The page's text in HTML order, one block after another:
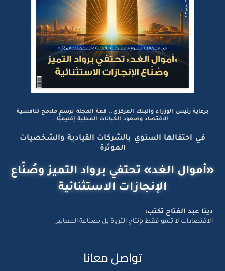
برعاية رئيس الوزراء والبنك المركزي.. قمة المجلة ترسم ملامح تنافسية
الاقتصاد وصعود الكيانات المحلية إقليميًّا
في احتفالها السنوي بالشركات القيادية والشخصيات
المؤثرة
«أموال الغد» تحتفي برواد التميز وصُنّاع
الإنجازات الاستثنائية
دينا عبد الفتاح تكتب:
الاقتصادات لا تنمو فقط بإنتاج الثروة بل بصناعة المعايير
تواصل معانا